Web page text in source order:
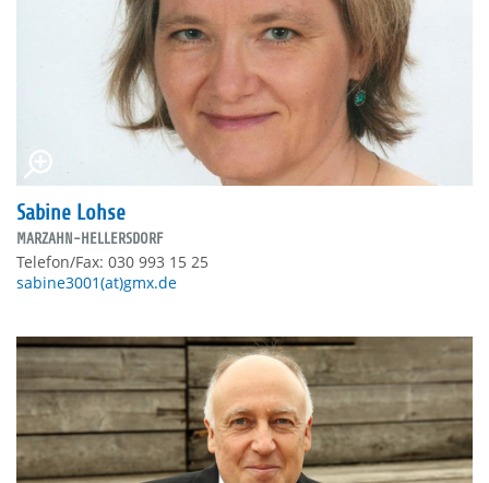
Sabine Lohse
MARZAHN-HELLERSDORF
Telefon/Fax: 030 993 15 25
sabine3001(at)gmx.de